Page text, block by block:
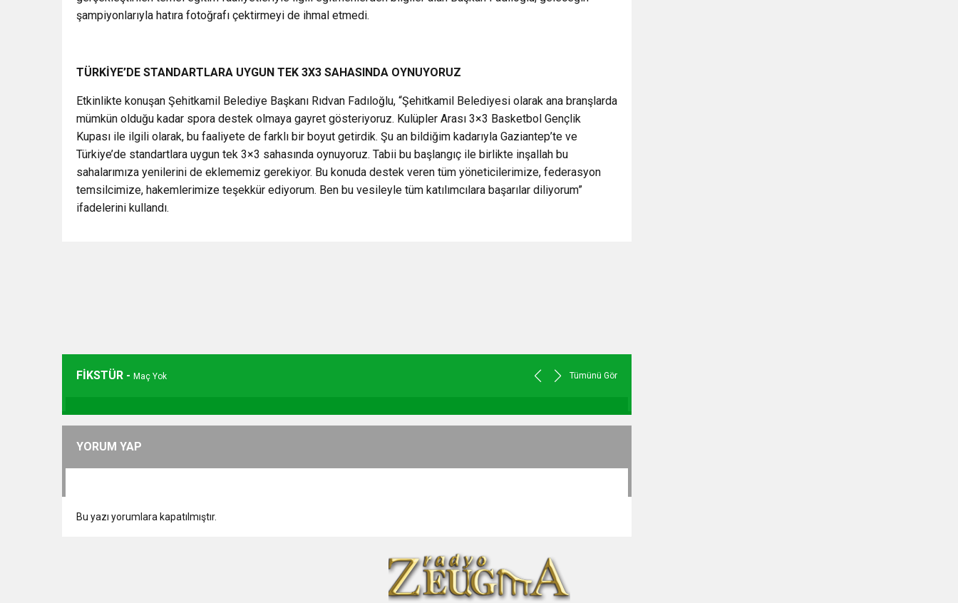
şampiyonlarıyla hatıra fotoğrafı çektirmeyi de ihmal etmedi.
TÜRKİYE’DE STANDARTLARA UYGUN TEK 3X3 SAHASINDA OYNUYORUZ
Etkinlikte konuşan Şehitkamil Belediye Başkanı Rıdvan Fadıloğlu, “Şehitkamil Belediyesi olarak ana branşlarda
mümkün olduğu kadar spora destek olmaya gayret gösteriyoruz. Kulüpler Arası 3×3 Basketbol Gençlik
Kupası ile ilgili olarak, bu faaliyete de farklı bir boyut getirdik. Şu an bildiğim kadarıyla Gaziantep’te ve
Türkiye’de standartlara uygun tek 3×3 sahasında oynuyoruz. Tabii bu başlangıç ile birlikte inşallah bu
sahalarımıza yenilerini de eklememiz gerekiyor. Bu konuda destek veren tüm yöneticilerimize, federasyon
temsilcimize, hakemlerimize teşekkür ediyorum. Ben bu vesileyle tüm katılımcılara başarılar diliyorum”
ifadelerini kullandı.
FİKSTÜR - Maç Yok Tümünü Gör
YORUM YAP
Bu yazı yorumlara kapatılmıştır.